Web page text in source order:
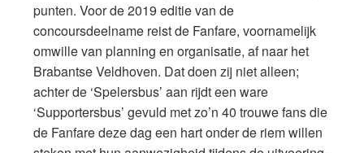
punten. Voor de 2019 editie van de
concoursdeelname reist de Fanfare, voornamelijk
omwille van planning en organisatie, af naar het
Brabantse Veldhoven. Dat doen zij niet alleen;
achter de ‘Spelersbus’ aan rijdt een ware
‘Supportersbus’ gevuld met zo’n 40 trouwe fans die
de Fanfare deze dag een hart onder de riem willen